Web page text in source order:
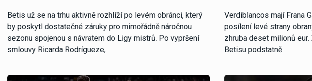
Betis už se na trhu aktivně rozhlíží po levém obránci, který
by poskytl dostatečné záruky pro mimořádně náročnou
sezonu spojenou s návratem do Ligy mistrů. Po vypršení
smlouvy Ricarda Rodrígueze,
Verdiblancos mají Frana
posílení levé strany
zhruba deset milionů
Betisu podstatně